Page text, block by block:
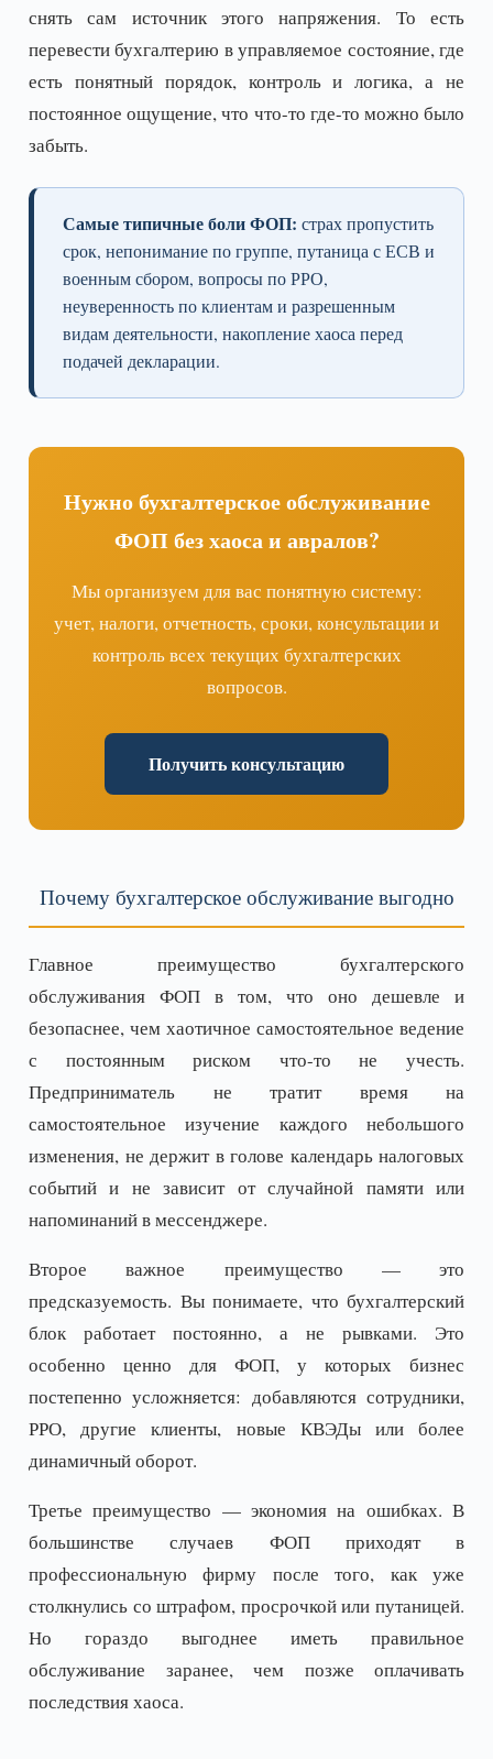
снять сам источник этого напряжения. То есть
перевести бухгалтерию в управляемое состояние, где
есть понятный порядок, контроль и логика, а не
постоянное ощущение, что что-то где-то можно было
забыть.
Самые типичные боли ФОП: страх пропустить
срок, непонимание по группе, путаница с ЕСВ и
военным сбором, вопросы по РРО,
неуверенность по клиентам и разрешенным
видам деятельности, накопление хаоса перед
подачей декларации.
Нужно бухгалтерское обслуживание
ФОП без хаоса и авралов?
Мы организуем для вас понятную систему:
учет, налоги, отчетность, сроки, консультации и
контроль всех текущих бухгалтерских
вопросов.
Получить консультацию
Почему бухгалтерское обслуживание выгодно
Главное преимущество бухгалтерского
обслуживания ФОП в том, что оно дешевле и
безопаснее, чем хаотичное самостоятельное ведение
с постоянным риском что-то не учесть.
Предприниматель не тратит время на
самостоятельное изучение каждого небольшого
изменения, не держит в голове календарь налоговых
событий и не зависит от случайной памяти или
напоминаний в мессенджере.
Второе важное преимущество — это
предсказуемость. Вы понимаете, что бухгалтерский
блок работает постоянно, а не рывками. Это
особенно ценно для ФОП, у которых бизнес
постепенно усложняется: добавляются сотрудники,
РРО, другие клиенты, новые КВЭДы или более
динамичный оборот.
Третье преимущество — экономия на ошибках. В
большинстве случаев ФОП приходят в
профессиональную фирму после того, как уже
столкнулись со штрафом, просрочкой или путаницей.
Но гораздо выгоднее иметь правильное
обслуживание заранее, чем позже оплачивать
последствия хаоса.